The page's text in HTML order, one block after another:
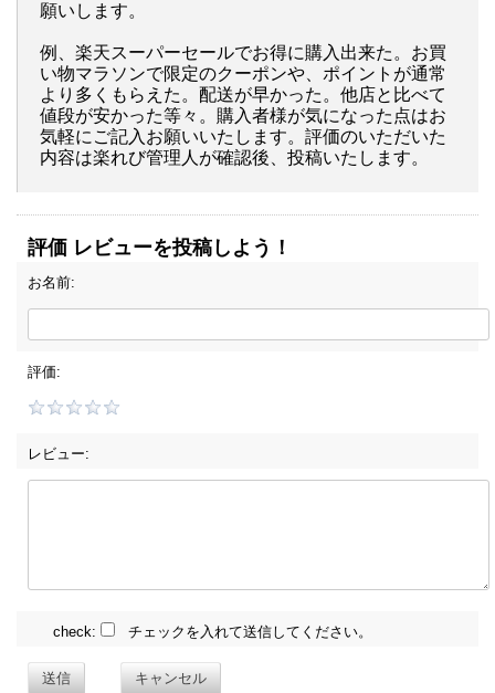
願いします。
例、楽天スーパーセールでお得に購入出来た。お買
い物マラソンで限定のクーポンや、ポイントが通常
より多くもらえた。配送が早かった。他店と比べて
値段が安かった等々。購入者様が気になった点はお
気軽にご記入お願いいたします。評価のいただいた
内容は楽れび管理人が確認後、投稿いたします。
評価 レビューを投稿しよう！
お名前:
評価:
レビュー:
check: チェックを入れて送信してください。
送信 キャンセル